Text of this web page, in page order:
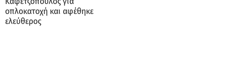
οπλοκατοχή και αφέθηκε
ελεύθερος